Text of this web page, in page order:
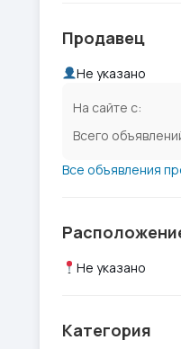
Продавец
Не указано
На сайте с:
Всего
Все объявления
Не указано
Категория